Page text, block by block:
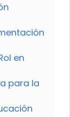
en
para la